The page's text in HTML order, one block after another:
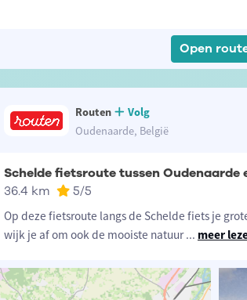
Open
Routen
Volg
Oudenaarde, België
Schelde fietsroute tussen Oudenaarde
36.4 km 5/5
Op deze fietsroute langs de Schelde fiets je
wijk je af om ook de mooiste natuur... meer